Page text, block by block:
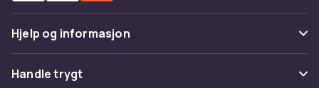
Hjelp og informasjon
Vanlige spørsmål
Handle trygt